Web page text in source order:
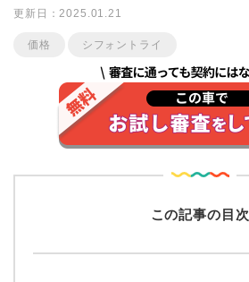
更新日：2025.01.21
価格 シフォントライ
この記事の目次